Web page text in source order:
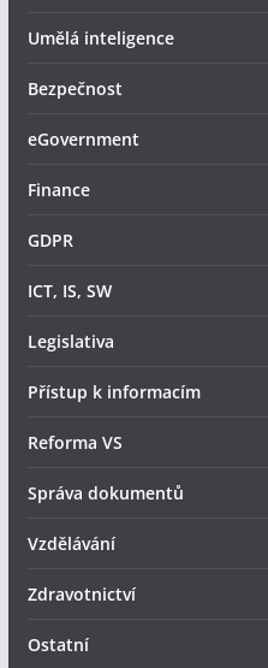
Umělá inteligence
Bezpečnost
eGovernment
Finance
GDPR
ICT, IS, SW
Legislativa
Přístup k informacím
Reforma VS
Správa dokumentů
Vzdělávání
Zdravotnictví
Ostatní